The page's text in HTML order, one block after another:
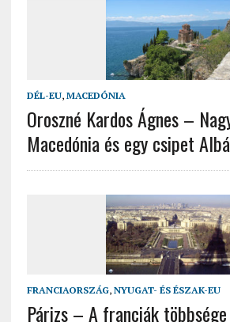
DÉL-EU, MACEDÓNIA
Oroszné Kardos Ágnes –
Macedónia és egy csipet
FRANCIAORSZÁG, NYUGAT- ÉS ÉSZAK-EU
Párizs – A franciák